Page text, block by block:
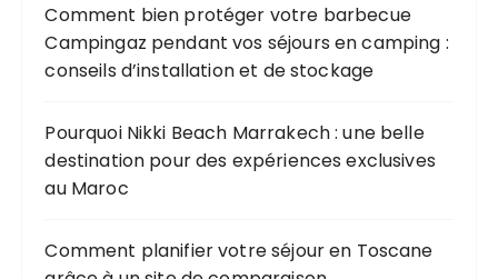
Comment bien protéger votre barbecue
Campingaz pendant vos séjours en camping :
conseils d’installation et de stockage
Pourquoi Nikki Beach Marrakech : une belle
destination pour des expériences exclusives
au Maroc
Comment planifier votre séjour en Toscane